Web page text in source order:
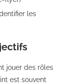
les
jouer des rôles
est souvent